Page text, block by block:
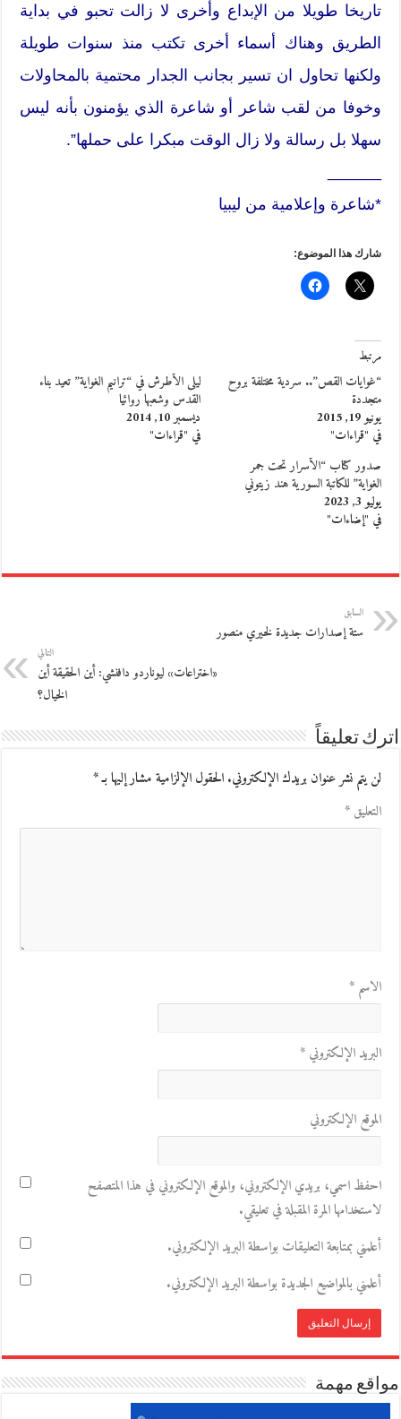
تاريخا طويلا من الإبداع وأخرى لا زالت تحبو في بداية
الطريق وهناك أسماء أخرى تكتب منذ سنوات طويلة
ولكنها تحاول ان تسير بجانب الجدار محتمية بالمحاولات
وخوفا من لقب شاعر أو شاعرة الذي يؤمنون بأنه ليس
سهلا بل رسالة ولا زال الوقت مبكرا على حملها”.
*شاعرة وإعلامية من ليبيا
شارك هذا الموضوع:
مرتبط
“غوايات القص”.. سردية مختلفة بروح
متجددة
يونيو 19, 2015
في "قراءات"
ليلى الأطرش في “ترانيم الغواية” تعيد بناء
القدس وشعبها روائيا
ديسمبر 10, 2014
في "قراءات"
صدور كتاب “الأسرار تحت جمر
الغواية” للكاتبة السورية هند زيتوني
يوليو 3, 2023
في "إضاءات"
السابق
ستة إصدارات جديدة لخيري منصور
التالي
«اختراعات» ليوناردو دافنشي: أين الحقيقة أين
الخيال؟
اترك تعليقاً
لن يتم نشر عنوان بريدك الإلكتروني.الحقول الإلزامية مشار إليها بـ*
التعليق*
الاسم*
البريد الإلكتروني*
الموقع الإلكتروني
احفظ اسمي، بريدي الإلكتروني، والموقع الإلكتروني في هذا المتصفح
لاستخدامها المرة المقبلة في تعليقي.
أعلمني بمتابعة التعليقات بواسطة البريد الإلكتروني.
أعلمني بالمواضيع الجديدة بواسطة البريد الإلكتروني.
مواقع مهمة